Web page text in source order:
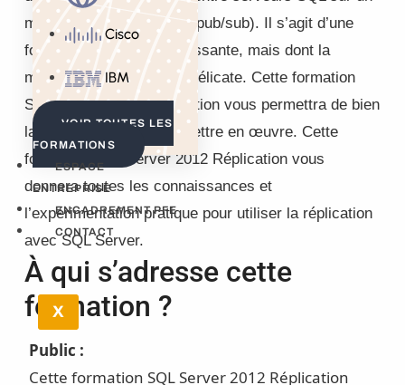
Cisco
IBM
VOIR TOUTES LES
FORMATIONS
ESPACE
ENTREPRISE
ENCADREMENT PFE
CONTACT
X
modèle éditeur / abonné (pub/sub). Il s’agit d’une
fonctionnalité riche et puissante, mais dont la
maîtrise peut se révéler délicate. Cette formation
SQL Server 2012 Réplication vous permettra de bien
la comprendre et de la mettre en œuvre. Cette
formation SQL Server 2012 Réplication vous
donnera toutes les connaissances et
l’expérimentation pratique pour utiliser la réplication
avec SQL Server.
À qui s’adresse cette
formation ?
Public :
Cette formation SQL Server 2012 Réplication